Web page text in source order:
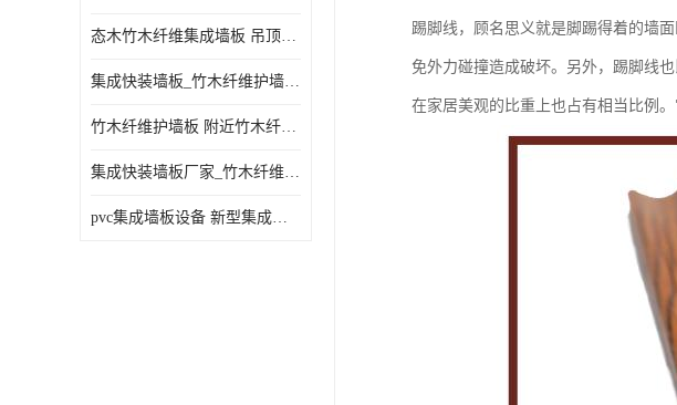
态木竹木纤维集成墙板 吊顶板材 扣板快装 护墙板
集成快装墙板_竹木纤维护墙板厂家_竹木纤维集成墙板厂家
竹木纤维护墙板 附近竹木纤维集成墙板厂
集成快装墙板厂家_竹木纤维护墙板厂家_竹木纤维集成墙板厂家
pvc集成墙板设备 新型集成墙板 厂家供应
踢脚线，顾名思义就是脚踢得着的墙
免外力碰撞造成破坏。另外，踢脚线
在家居美观的比重上也占有相当比例